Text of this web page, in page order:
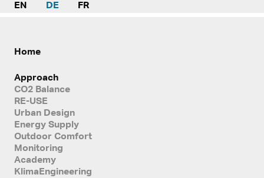
EN DE FR
Home
Approach
CO2 Balance
RE-USE
Urban Design
Energy Supply
Outdoor Comfort
Monitoring
Academy
KlimaEngineering